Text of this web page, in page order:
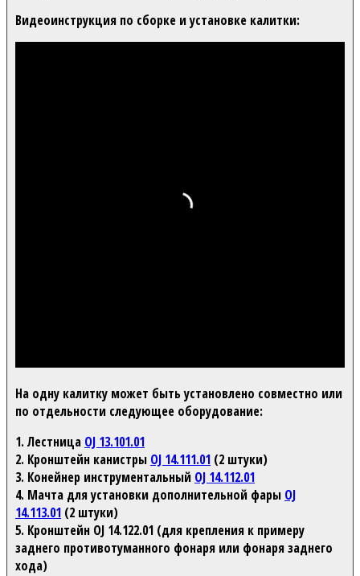
Видеоинструкция по сборке и установке калитки:
На одну калитку может быть установлено совместно или
по отдельности следующее оборудование:
1. Лестница OJ 13.101.01
2. Кронштейн канистры OJ 14.111.01 (2 штуки)
3. Конейнер инструментальный OJ 14.112.01
4. Мачта для установки дополнительной фары OJ
14.113.01 (2 штуки)
5. Кронштейн OJ 14.122.01 (для крепления к примеру
заднего противотуманного фонаря или фонаря заднего
хода)